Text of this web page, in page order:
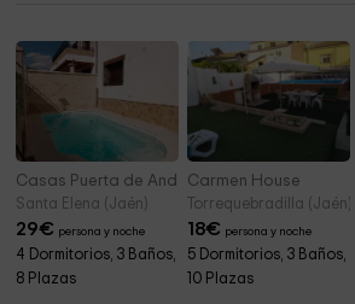
Casas Puerta de Andalucía- Villa Pablo
Santa Elena (Jaén)
29€ persona y noche
4 Dormitorios, 3 Baños,
8 Plazas
Carmen House
Torrequebradilla (Jaén)
18€ persona y noche
5 Dormitorios, 3 Baños,
10 Plazas